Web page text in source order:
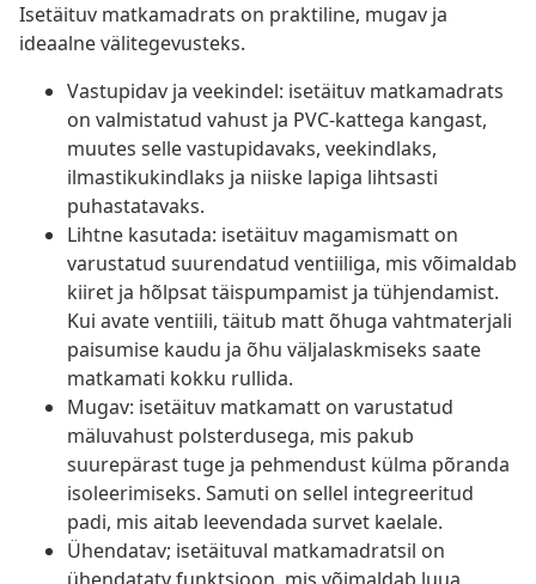
Isetäituv matkamadrats on praktiline, mugav ja
ideaalne välitegevusteks.
Vastupidav ja veekindel: isetäituv matkamadrats
on valmistatud vahust ja PVC-kattega kangast,
muutes selle vastupidavaks, veekindlaks,
ilmastikukindlaks ja niiske lapiga lihtsasti
puhastatavaks.
Lihtne kasutada: isetäituv magamismatt on
varustatud suurendatud ventiiliga, mis võimaldab
kiiret ja hõlpsat täispumpamist ja tühjendamist.
Kui avate ventiili, täitub matt õhuga vahtmaterjali
paisumise kaudu ja õhu väljalaskmiseks saate
matkamati kokku rullida.
Mugav: isetäituv matkamatt on varustatud
mäluvahust polsterdusega, mis pakub
suurepärast tuge ja pehmendust külma põranda
isoleerimiseks. Samuti on sellel integreeritud
padi, mis aitab leevendada survet kaelale.
Ühendatav; isetäituval matkamadratsil on